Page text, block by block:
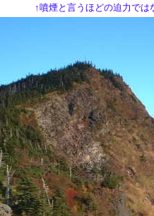
↑噴煙と言うほどの迫力で